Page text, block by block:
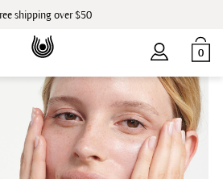
shipping over $50
0